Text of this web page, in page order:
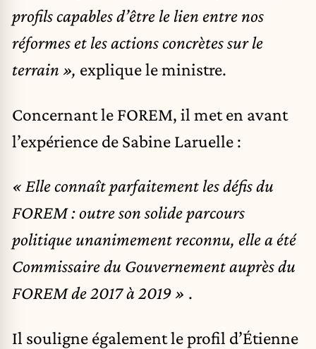
profils capables d’être le lien entre nos
réformes et les actions concrètes sur le
terrain », explique le ministre.
Concernant le FOREM, il met en avant
l’expérience de Sabine Laruelle :
« Elle connaît parfaitement les défis du
FOREM : outre son solide parcours
politique unanimement reconnu, elle a été
Commissaire du Gouvernement auprès du
FOREM de 2017 à 2019 » .
Il souligne également le profil d’Étienne